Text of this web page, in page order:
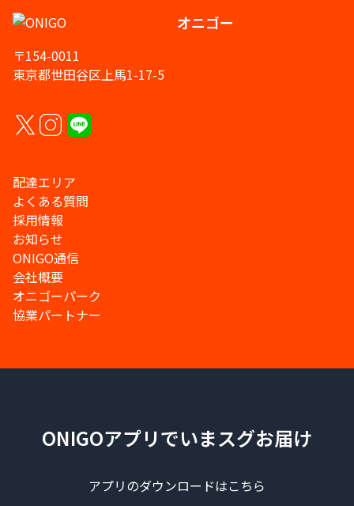
オニゴー
〒154-0011
東京都世田谷区上馬1-17-5
配達エリア
よくある質問
採用情報
お知らせ
ONIGO通信
会社概要
オニゴーパーク
協業パートナー
ONIGOアプリでいまスグお届け
アプリのダウンロードはこちら